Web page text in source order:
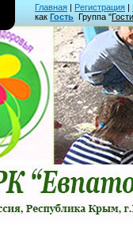
Главная | Регистрация |
как Гость Группа "Гости